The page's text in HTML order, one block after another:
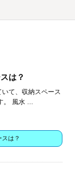
は？
て、収納スペース
風水 ...
は？